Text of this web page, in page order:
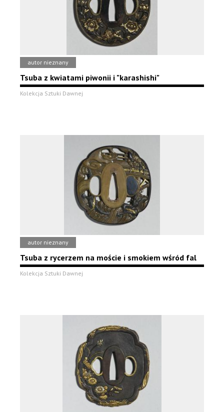
autor nieznany
Tsuba z kwiatami piwonii i "karashishi"
Kolekcja Sztuki Dawnej
autor nieznany
Tsuba z rycerzem na moście i smokiem wśród fal
Kolekcja Sztuki Dawnej